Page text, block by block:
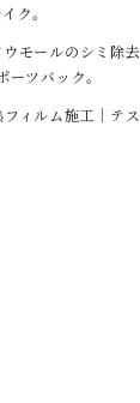
ク。
モールのシミ除去
ーツバック。
ィルム施工｜テス